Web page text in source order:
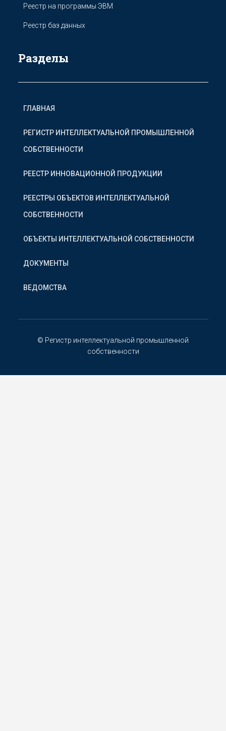
Реестр на программы ЭВМ
Реестр баз данных
Разделы
ГЛАВНАЯ
РЕГИСТР ИНТЕЛЛЕКТУАЛЬНОЙ ПРОМЫШЛЕННОЙ
СОБСТВЕННОСТИ
РЕЕСТР ИННОВАЦИОННОЙ ПРОДУКЦИИ
РЕЕСТРЫ ОБЪЕКТОВ ИНТЕЛЛЕКТУАЛЬНОЙ
СОБСТВЕННОСТИ
ОБЪЕКТЫ ИНТЕЛЛЕКТУАЛЬНОЙ СОБСТВЕННОСТИ
ДОКУМЕНТЫ
ВЕДОМСТВА
© Регистр интеллектуальной промышленной
собственности